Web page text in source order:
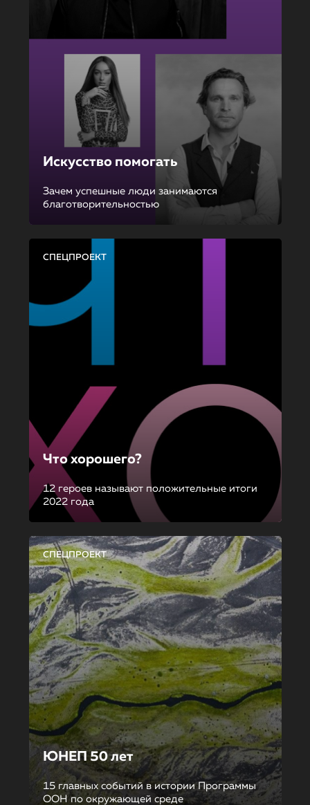
Искусство помогать
Зачем успешные люди занимаются
благотворительностью
СПЕЦПРОЕКТ
Что хорошего?
12 героев называют положительные итоги
2022 года
СПЕЦПРОЕКТ
ЮНЕП 50 лет
15 главных событий в истории Программы
ООН по окружающей среде